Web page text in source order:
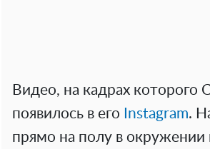
Видео, на кадрах которого
появилось в его
Instagram.
прямо на полу в